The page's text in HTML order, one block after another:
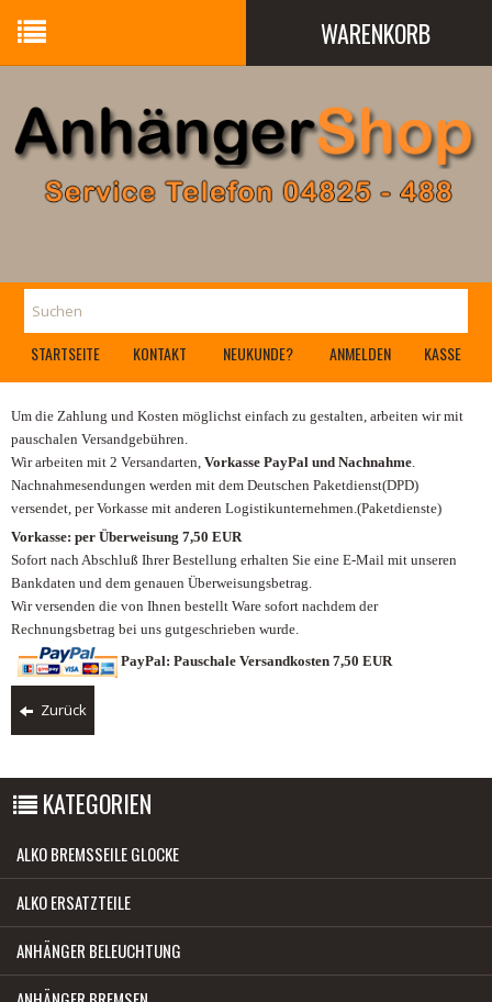
WARENKORB
STARTSEITE KONTAKT NEUKUNDE? ANMELDEN KASSE
Um die Zahlung und Kosten möglichst einfach zu gestalten, arbeiten wir mit
pauschalen Versandgebühren.
Wir arbeiten mit 2 Versandarten, Vorkasse PayPal und Nachnahme
Nachnahmesendungen werden mit dem Deutschen Paketdienst(DPD)
versendet, per Vorkasse mit anderen Logistikunternehmen.(Paketdienste)
Vorkasse: per Überweisung 7,50 EUR
Sofort nach Abschluß Ihrer Bestellung erhalten Sie eine E-Mail mit unseren
Bankdaten und dem genauen Überweisungsbetrag.
Wir versenden die von Ihnen bestellt Ware sofort nachdem der
Rechnungsbetrag bei uns gutgeschrieben wurde.
PayPal: Pauschale Versandkosten 7,50 EUR
Zurück
KATEGORIEN
ALKO BREMSSEILE GLOCKE
ALKO ERSATZTEILE
ANHÄNGER BELEUCHTUNG